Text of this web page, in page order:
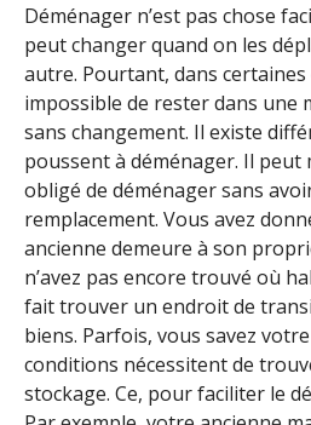
Déménager n’est pas chose
peut changer quand on les
autre. Pourtant, dans
impossible de rester dans une
sans changement. Il existe
poussent à déménager. Il peut
obligé de déménager sans
remplacement. Vous avez
ancienne demeure à son
n’avez pas encore trouvé où
fait trouver un endroit de
biens. Parfois, vous savez
conditions nécessitent de
stockage. Ce, pour faciliter le